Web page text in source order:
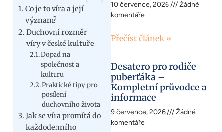
Co je to víra a její
význam?
Duchovní rozměr
víry v české kultuře
Dopad na
společnost a
kulturu
Praktické tipy pro
posílení
duchovního života
Jak se víra promítá do
každodenního
10 července, 2026
Žádné
komentáře
Přečíst článek »
Desatero pro rodiče
puberťáka –
Kompletní průvodce a
informace
9 července, 2026
Žádné
komentáře